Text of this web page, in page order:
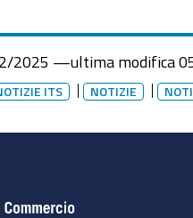
2025 —ultima modifica
ITS NOTIZIE